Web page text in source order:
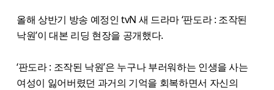
올해 상반기 방송 예정인 tvN 새 드라마 ‘판도라 : 조작된
낙원’이 대본 리딩 현장을 공개했다.
‘판도라 : 조작된 낙원’은 누구나 부러워하는 인생을 사는
여성이 잃어버렸던 과거의 기억을 회복하면서 자신의